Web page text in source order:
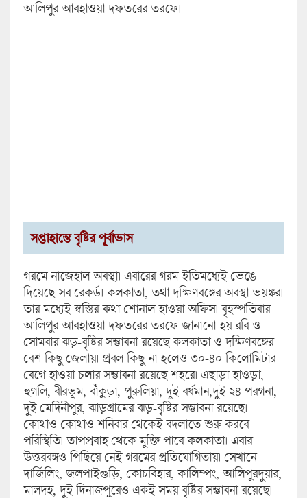
আলিপুর আবহাওয়া দফতরের তরফে।
সপ্তাহান্তে বৃষ্টির পূর্বাভাস
গরমে নাজেহাল অবস্থা। এবারের গরম ইতিমধ্যেই ভেঙে
দিয়েছে সব রেকর্ড। কলকাতা, তথা দক্ষিণবঙ্গের অবস্থা ভয়ঙ্কর।
তার মধ্যেই স্বস্তির কথা শোনাল হাওয়া অফিস। বৃহস্পতিবার
আলিপুর আবহাওয়া দফতরের তরফে জানানো হয় রবি ও
সোমবার ঝড়-বৃষ্টির সম্ভাবনা রয়েছে কলকাতা ও দক্ষিণবঙ্গের
বেশ কিছু জেলায়। প্রবল কিছু না হলেও ৩০-৪০ কিলোমিটার
বেগে হাওয়া চলার সম্ভাবনা রয়েছে শহরে। এছাড়া হাওড়া,
হুগলি, বীরভূম, বাঁকুড়া, পুরুলিয়া, দুই বর্ধমান,দুই ২৪ পরগনা,
দুই মেদিনীপুর, ঝাড়গ্রামের ঝড়-বৃষ্টির সম্ভাবনা রয়েছে।
কোথাও কোথাও শনিবার থেকেই বদলাতে শুরু করবে
পরিস্থিতি। তাপপ্রবাহ থেকে মুক্তি পাবে কলকাতা। এবার
উত্তরবঙ্গও পিছিয়ে নেই গরমের প্রতিযোগিতায়। সেখানে
দার্জিলিং, জলপাইগুড়ি, কোচবিহার, কালিম্পং, আলিপুরদুয়ার,
মালদহ, দুই দিনাজপুরেও একই সময় বৃষ্টির সম্ভাবনা রয়েছে।